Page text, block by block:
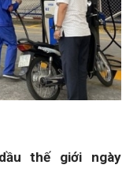
thế giới ngày